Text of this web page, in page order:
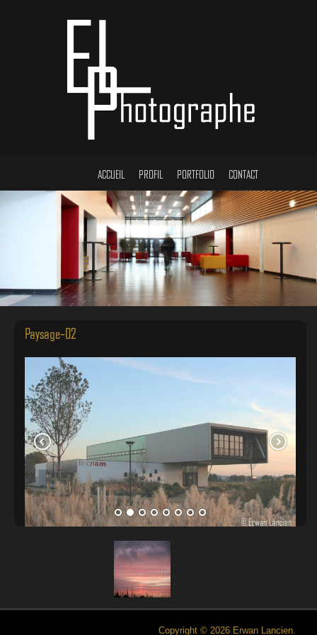
ACCUEIL PROFIL PORTFOLIO CONTACT
Paysage-02
Copyright © 2026 Erwan Lancien.